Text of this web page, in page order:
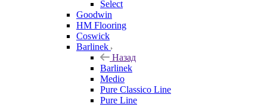
Select
Goodwin
HM Flooring
Coswick
Barlinek
Назад
Barlinek
Medio
Pure Classico Line
Pure Line